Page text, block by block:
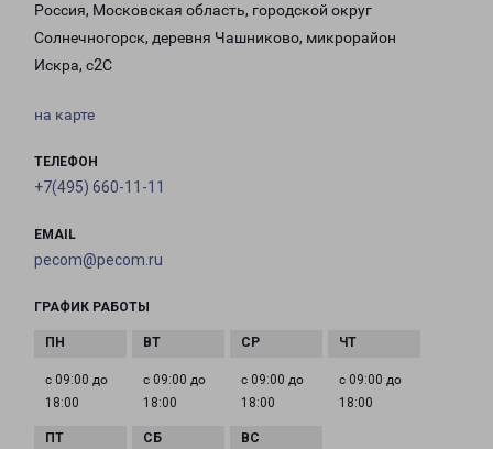
Россия, Московская область, городской округ
Солнечногорск, деревня Чашниково, микрорайон
Искра, с2С
на карте
ТЕЛЕФОН
+7(495) 660-11-11
EMAIL
pecom@pecom.ru
ГРАФИК РАБОТЫ
с 09:00 до
18:00
с 09:00 до
18:00
с 09:00 до
18:00
с 09:00 до
18:00